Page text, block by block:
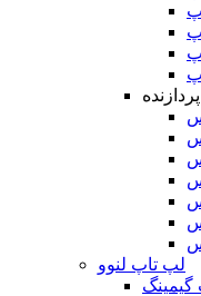
لپ تاپ لنوو